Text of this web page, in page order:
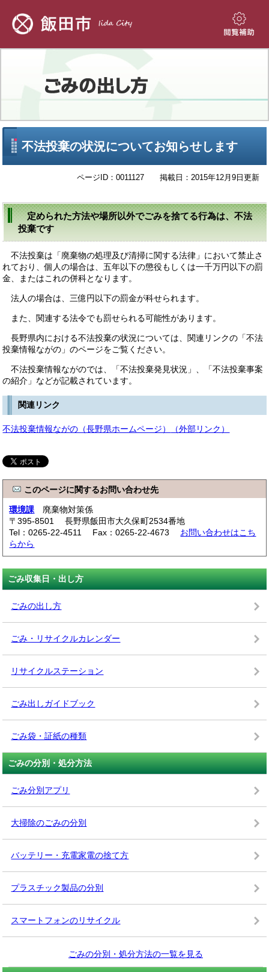
本
閲
不法投棄の状況についてお知らせします
ページID：0011127 掲載日：2015年12月9日更新
定められた方法や場所以外でごみを捨てる行為は、不法
投棄です
不法投棄は「廃棄物の処理及び清掃に関する法律」において禁止さ
れており、個人の場合は、五年以下の懲役もしくは一千万円以下の罰
金、またはこれの併科となります。
法人の場合は、三億円以下の罰金が科せられます。
また、関連する法令でも罰せられる可能性があります。
長野県内における不法投棄の状況については、関連リンクの「不法
投棄情報ながの」のページをご覧ください。
不法投棄情報ながのでは、「不法投棄発見状況」、「不法投棄事案
の紹介」などが記載されています。
関連リンク
不法投棄情報ながの（長野県ホームページ） （外部リンク）
このページに関するお問い合わせ先
環境課 廃棄物対策係
〒395-8501 長野県飯田市大久保町2534番地
Tel：0265-22-4511 Fax：0265-22-4673 お問い合わせはこち
らから
ごみ収集日・出し方
ごみの出し方
ごみ・リサイクルカレンダー
リサイクルステーション
ごみ出しガイドブック
ごみ袋・証紙の種類
ごみの分別・処分方法
ごみ分別アプリ
大掃除のごみの分別
バッテリー・充電家電の捨て方
プラスチック製品の分別
スマートフォンのリサイクル
ごみの分別・処分方法の一覧を見る